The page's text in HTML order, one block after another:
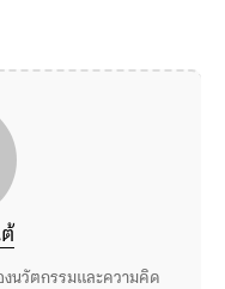
นวัตกรรมและความคิด